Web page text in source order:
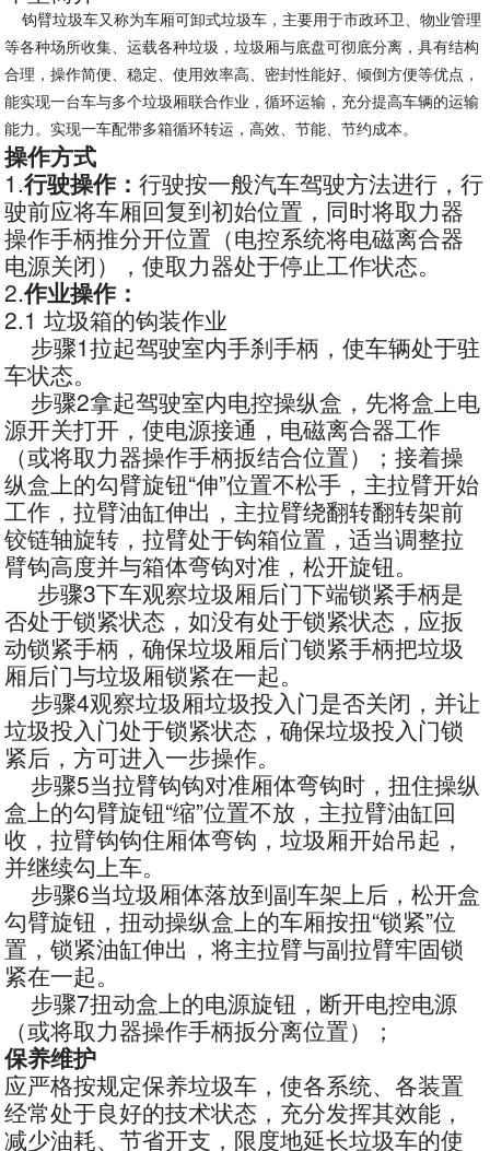
钩臂垃圾车又称为车厢可卸式垃圾车，主要用于市政环卫、物业管理
等各种场所收集、运载各种垃圾，垃圾厢与底盘可彻底分离，具有结构
合理，操作简便、稳定、使用效率高、密封性能好、倾倒方便等优点，
能实现一台车与多个垃圾厢联合作业，循环运输，充分提高车辆的运输
能力。实现一车配带多箱循环转运，高效、节能、节约成本。
操作方式
1.行驶操作：行驶按一般汽车驾驶方法进行，行
驶前应将车厢回复到初始位置，同时将取力器
操作手柄推分开位置（电控系统将电磁离合器
电源关闭），使取力器处于停止工作状态。
2.作业操作：
2.1 垃圾箱的钩装作业
步骤1拉起驾驶室内手刹手柄，使车辆处于驻
车状态。
步骤2拿起驾驶室内电控操纵盒，先将盒上电
源开关打开，使电源接通，电磁离合器工作
（或将取力器操作手柄扳结合位置）；接着操
纵盒上的勾臂旋钮“伸”位置不松手，主拉臂开始
工作，拉臂油缸伸出，主拉臂绕翻转翻转架前
铰链轴旋转，拉臂处于钩箱位置，适当调整拉
臂钩高度并与箱体弯钩对准，松开旋钮。
步骤3下车观察垃圾厢后门下端锁紧手柄是
否处于锁紧状态，如没有处于锁紧状态，应扳
动锁紧手柄，确保垃圾厢后门锁紧手柄把垃圾
厢后门与垃圾厢锁紧在一起。
步骤4观察垃圾厢垃圾投入门是否关闭，并让
垃圾投入门处于锁紧状态，确保垃圾投入门锁
紧后，方可进入一步操作。
步骤5当拉臂钩钩对准厢体弯钩时，扭住操纵
盒上的勾臂旋钮“缩”位置不放，主拉臂油缸回
收，拉臂钩钩住厢体弯钩，垃圾厢开始吊起，
并继续勾上车。
步骤6当垃圾厢体落放到副车架上后，松开盒
勾臂旋钮，扭动操纵盒上的车厢按扭“锁紧”位
置，锁紧油缸伸出，将主拉臂与副拉臂牢固锁
紧在一起。
步骤7扭动盒上的电源旋钮，断开电控电源
（或将取力器操作手柄扳分离位置）；
保养维护
应严格按规定保养垃圾车，使各系统、各装置
经常处于良好的技术状态，充分发挥其效能，
减少油耗、节省开支，限度地延长垃圾车的使